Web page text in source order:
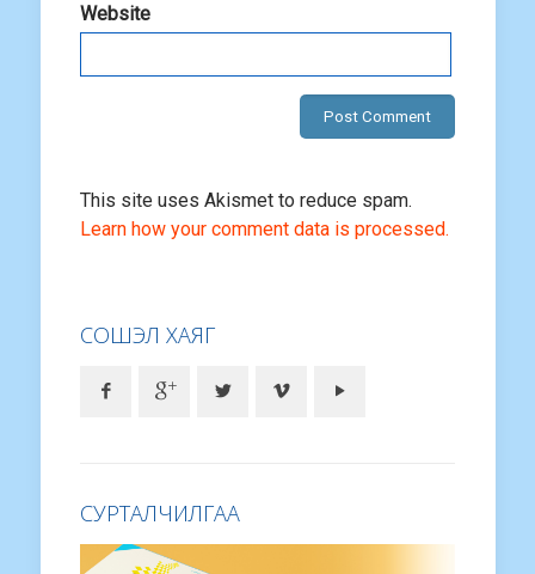
Website
This site uses Akismet to reduce spam.
Learn how your comment data is processed.
СОШЭЛ ХАЯГ
СУРТАЛЧИЛГАА